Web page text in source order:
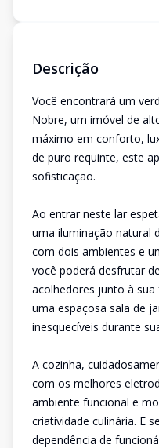
Descrição
Você encontrará um
Nobre, um imóvel de
máximo em conforto,
de puro requinte, este
sofisticação.
Ao entrar neste lar
uma iluminação natural
com dois ambientes e
você poderá desfrutar
acolhedores junto à
uma espaçosa sala de
inesquecíveis durante
A cozinha,
com os melhores
ambiente funcional e
criatividade culinária. E
dependência de